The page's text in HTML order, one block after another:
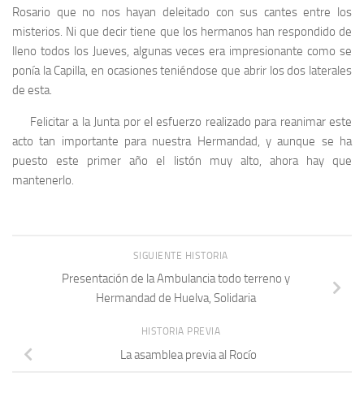
Rosario que no nos hayan deleitado con sus cantes entre los
misterios. Ni que decir tiene que los hermanos han respondido de
lleno todos los Jueves, algunas veces era impresionante como se
ponía la Capilla, en ocasiones teniéndose que abrir los dos laterales
de esta.
Felicitar a la Junta por el esfuerzo realizado para reanimar este
acto tan importante para nuestra Hermandad, y aunque se ha
puesto este primer año el listón muy alto, ahora hay que
mantenerlo.
SIGUIENTE HISTORIA
Presentación de la Ambulancia todo terreno y
Hermandad de Huelva, Solidaria
HISTORIA PREVIA
La asamblea previa al Rocío